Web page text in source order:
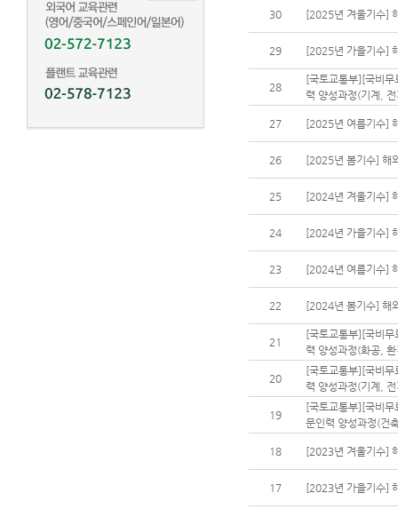
30 [2025년 겨울기수]
29 [2025년 가을기수]
28
[국토교통부][국비
력 양성과정(기계,
27 [2025년 여름기수]
26 [2025년 봄기수] 해
25 [2024년 겨울기수]
24 [2024년 가을기수]
23 [2024년 여름기수]
22 [2024년 봄기수] 해
21
[국토교통부][국비
력 양성과정(화공,
20
[국토교통부][국비
력 양성과정(기계,
19
[국토교통부][국비
문인력 양성과정(건
18 [2023년 겨울기수]
17 [2023년 가을기수]